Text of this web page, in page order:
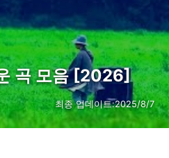
곡 모음 [2026]
최종 업데이트:2025/8/7